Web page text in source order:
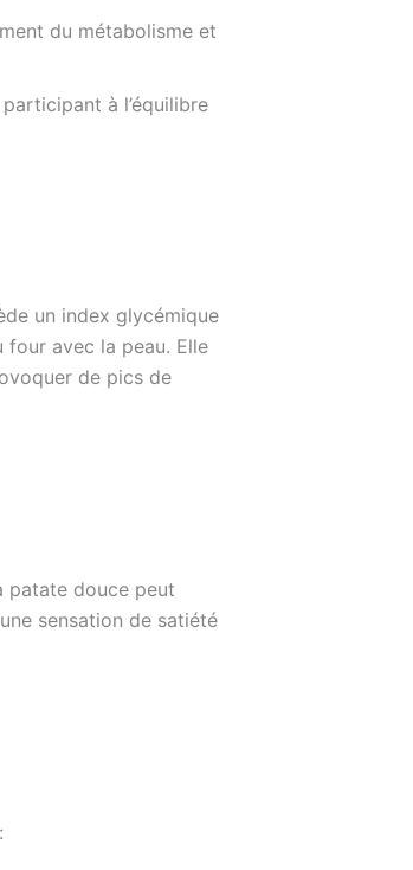
du métabolisme et
à l’équilibre
un index glycémique
four avec la peau. Elle
de pics de
patate douce peut
sensation de satiété